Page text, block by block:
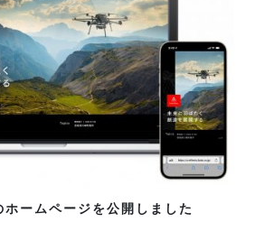
ームページを公開しました